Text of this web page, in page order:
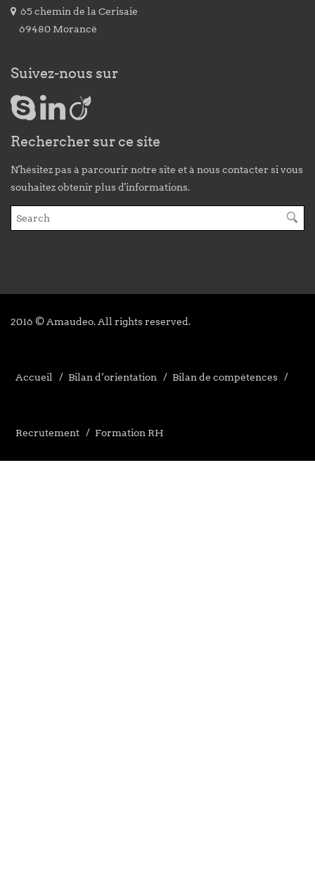
65 chemin de la Cerisaie
69480 Morancé
Suivez-nous sur
Rechercher sur ce site
N'hésitez pas à parcourir notre site et à nous contacter si vous
souhaitez obtenir plus d'informations.
2016 © Amaudeo. All rights reserved.
Accueil Bilan d’orientation Bilan de compétences
Recrutement Formation RH